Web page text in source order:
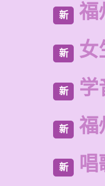
新 福
新 女
新 学
新 福
新 唱